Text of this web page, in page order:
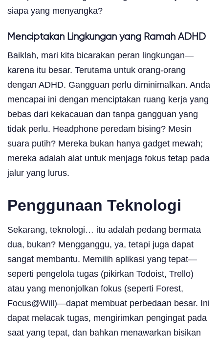
siapa yang menyangka?
Menciptakan Lingkungan yang Ramah ADHD
Baiklah, mari kita bicarakan peran lingkungan—
karena itu besar. Terutama untuk orang-orang
dengan ADHD. Gangguan perlu diminimalkan. Anda
mencapai ini dengan menciptakan ruang kerja yang
bebas dari kekacauan dan tanpa gangguan yang
tidak perlu. Headphone peredam bising? Mesin
suara putih? Mereka bukan hanya gadget mewah;
mereka adalah alat untuk menjaga fokus tetap pada
jalur yang lurus.
Penggunaan Teknologi
Sekarang, teknologi… itu adalah pedang bermata
dua, bukan? Mengganggu, ya, tetapi juga dapat
sangat membantu. Memilih aplikasi yang tepat—
seperti pengelola tugas (pikirkan Todoist, Trello)
atau yang menonjolkan fokus (seperti Forest,
Focus@Will)—dapat membuat perbedaan besar. Ini
dapat melacak tugas, mengirimkan pengingat pada
saat yang tepat, dan bahkan menawarkan bisikan